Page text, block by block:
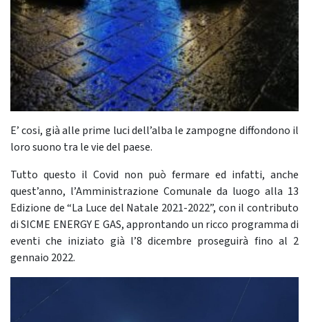
E’ cosi, già alle prime luci dell’alba le zampogne diffondono il
loro suono tra le vie del paese.
Tutto questo il Covid non può fermare ed infatti, anche
quest’anno, l’Amministrazione Comunale da luogo alla 13
Edizione de “La Luce del Natale 2021-2022”, con il contributo
di SICME ENERGY E GAS, approntando un ricco programma di
eventi che iniziato già l’8 dicembre proseguirà fino al 2
gennaio 2022.